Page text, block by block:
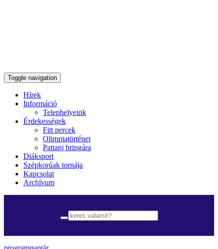
Toggle navigation
Hírek
Információ
Telephelyeink
Érdekességek
Fitt percek
Olimpiatörténet
Pattanj bringára
Diáksport
Szépkorúak tornája
Kapcsolat
Archívum